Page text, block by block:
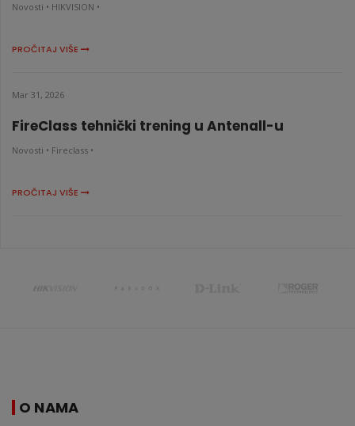
Novosti • HIKVISION •
PROČITAJ VIŠE
Mar 31, 2026
FireClass tehnički trening u Antenall-u
Novosti • Fireclass •
PROČITAJ VIŠE
O NAMA